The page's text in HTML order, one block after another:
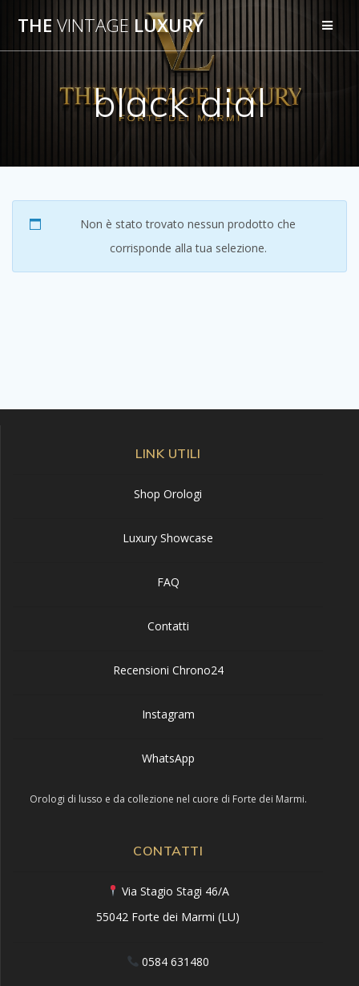
Salta
al
contenuto
THE VINTAGE LUXURY
black dial
Non è stato trovato nessun prodotto che
corrisponde alla tua selezione.
LINK UTILI
Shop Orologi
Luxury Showcase
FAQ
Contatti
Recensioni Chrono24
Instagram
WhatsApp
Orologi di lusso e da collezione nel cuore di Forte dei Marmi.
CONTATTI
Via Stagio Stagi 46/A
55042 Forte dei Marmi (LU)
0584 631480